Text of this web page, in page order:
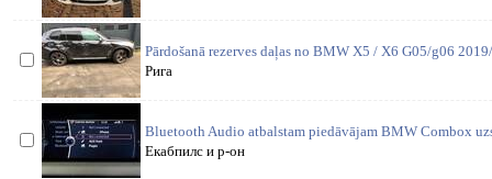
Pārdošanā rezerves daļas no BMW X5 / X6 G05/g06
Рига
Bluetooth Audio atbalstam piedāvājam BMW Combox
Екабпилс и р-он